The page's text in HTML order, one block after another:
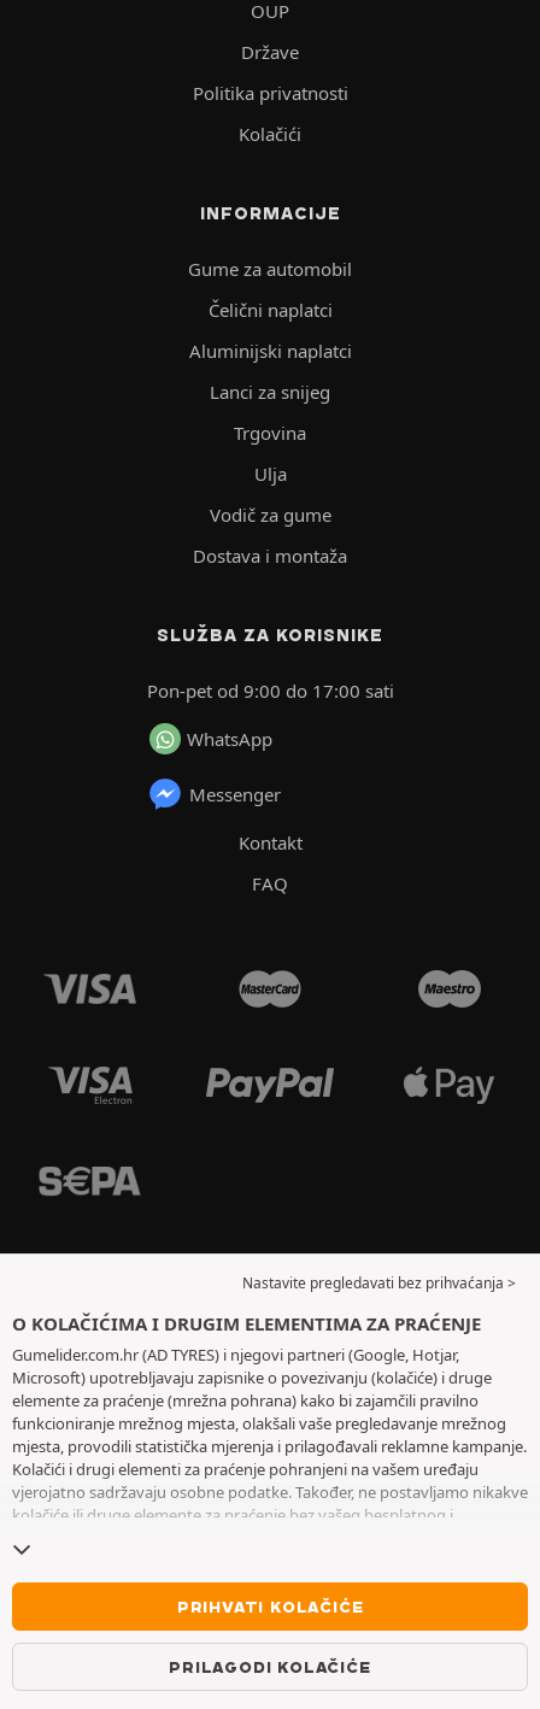
OUP
Države
Politika privatnosti
Kolačići
INFORMACIJE
Gume za automobil
Čelični naplatci
Aluminijski naplatci
Lanci za snijeg
Trgovina
Ulja
Vodič za gume
Dostava i montaža
SLUŽBA ZA KORISNIKE
Pon-pet od 9:00 do 17:00 sati
WhatsApp
Messenger
Kontakt
FAQ
Nastavite pregledavati bez prihvaćanja >
O KOLAČIĆIMA I DRUGIM ELEMENTIMA ZA PRAĆENJE
Gumelider.com.hr (AD TYRES) i njegovi partneri (Google, Hotjar,
Microsoft) upotrebljavaju zapisnike o povezivanju (kolačiće) i druge
elemente za praćenje (mrežna pohrana) kako bi zajamčili pravilno
funkcioniranje mrežnog mjesta, olakšali vaše pregledavanje mrežnog
mjesta, provodili statistička mjerenja i prilagođavali reklamne kampanje.
Kolačići i drugi elementi za praćenje pohranjeni na vašem uređaju
vjerojatno sadržavaju osobne podatke. Također, ne postavljamo nikakve
kolačiće ili druge elemente za praćenje bez vašeg besplatnog i
Zadržavamo vaš odabir tijekom šest mjeseci. Svoj pristanak možete
povući u bilo kojem trenutku posjetom stranice posvećenekolačićima i
drugim elementima za praćenje. Možete odabrati pregledavanje bez
prihvaćanja pohranjivanja kolačića ili drugih elemenata za praćenje.
Odbijanjem se ne onemogućava pristupanje uslugama AD TYRES. Za
više informacija pogledajtestranicu posvećenu kolačićima i drugim
elementima za praćenje.
PRIHVATI KOLAČIĆE
PRILAGODI KOLAČIĆE